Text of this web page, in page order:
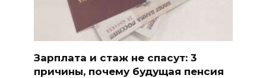
Зарплата и стаж не спасут: 3
причины, почему будущая пенсия